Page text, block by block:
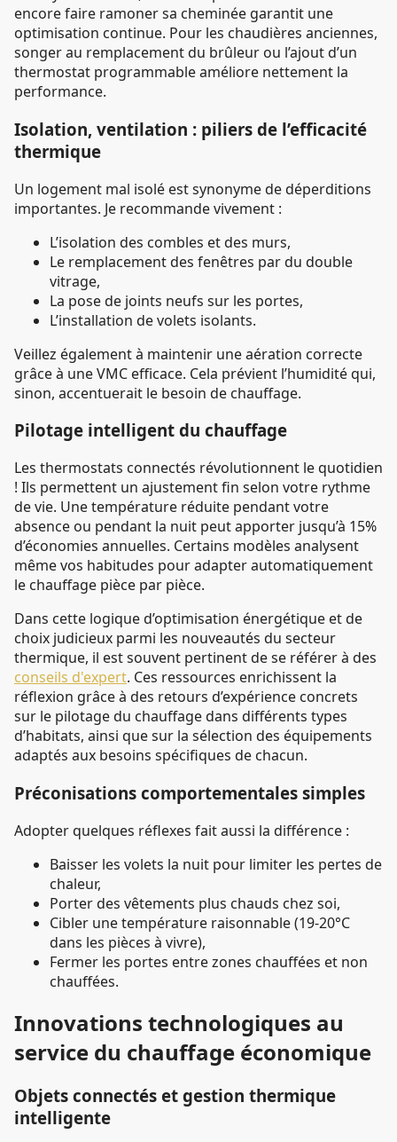
encore faire ramoner sa cheminée garantit une
optimisation continue. Pour les chaudières anciennes,
songer au remplacement du brûleur ou l’ajout d’un
thermostat programmable améliore nettement la
performance.
Isolation, ventilation : piliers de l’efficacité
thermique
Un logement mal isolé est synonyme de déperditions
importantes. Je recommande vivement :
L’isolation des combles et des murs,
Le remplacement des fenêtres par du double
vitrage,
La pose de joints neufs sur les portes,
L’installation de volets isolants.
Veillez également à maintenir une aération correcte
grâce à une VMC efficace. Cela prévient l’humidité qui,
sinon, accentuerait le besoin de chauffage.
Pilotage intelligent du chauffage
Les thermostats connectés révolutionnent le quotidien
! Ils permettent un ajustement fin selon votre rythme
de vie. Une température réduite pendant votre
absence ou pendant la nuit peut apporter jusqu’à 15%
d’économies annuelles. Certains modèles analysent
même vos habitudes pour adapter automatiquement
le chauffage pièce par pièce.
Dans cette logique d’optimisation énergétique et de
choix judicieux parmi les nouveautés du secteur
thermique, il est souvent pertinent de se référer à des
conseils d'expert. Ces ressources enrichissent la
réflexion grâce à des retours d’expérience concrets
sur le pilotage du chauffage dans différents types
d’habitats, ainsi que sur la sélection des équipements
adaptés aux besoins spécifiques de chacun.
Préconisations comportementales simples
Adopter quelques réflexes fait aussi la différence :
Baisser les volets la nuit pour limiter les pertes de
chaleur,
Porter des vêtements plus chauds chez soi,
Cibler une température raisonnable (19-20°C
dans les pièces à vivre),
Fermer les portes entre zones chauffées et non
chauffées.
Innovations technologiques au
service du chauffage économique
Objets connectés et gestion thermique
intelligente